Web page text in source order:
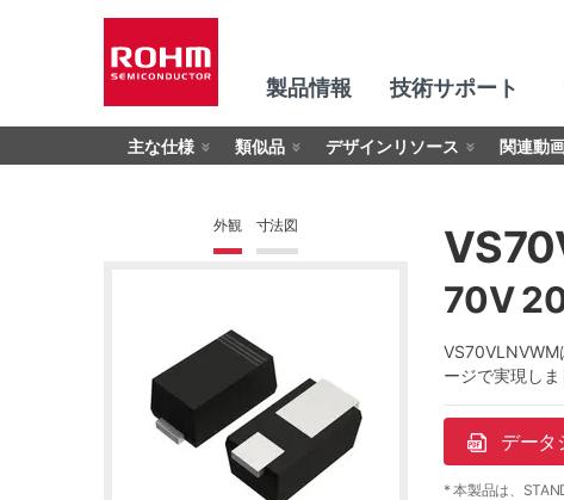
製品情報 技術サポート
主な仕様 類似品 デザインリソース 関連動
外観 寸法図
70V
VS70VLNVWM
ージで実現し
データ
* 本製品は、